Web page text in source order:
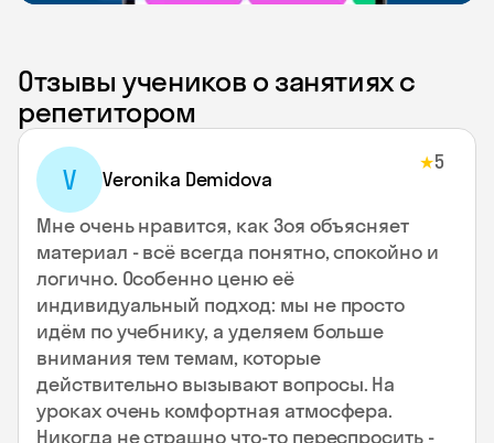
Отзывы учеников о занятиях с
репетитором
V Veronika Demidova
★5
Мне очень нравится, как Зоя объясняет
материал - всё всегда понятно, спокойно и
логично. Особенно ценю её
индивидуальный подход: мы не просто
идём по учебнику, а уделяем больше
внимания тем темам, которые
действительно вызывают вопросы. На
уроках очень комфортная атмосфера.
Никогда не страшно что-то переспросить -